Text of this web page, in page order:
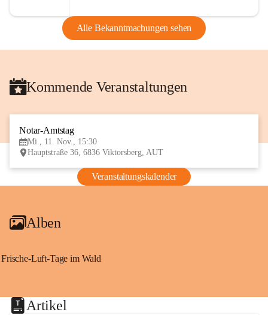
Alle Bekanntmachungen sehen
Kommende Veranstaltungen
Notar-Amtstag
Mi., 11. Nov., 15:30
Hauptstraße 36, 6836 Viktorsberg, AUT
Veranstaltungskalender
Alben
Frische-Luft-Tage im Wald
Artikel